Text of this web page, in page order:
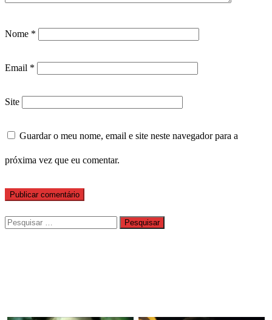
Nome *
Email *
Site
Guardar o meu nome, email e site neste navegador para a
próxima vez que eu comentar.
Pesquisar
por: